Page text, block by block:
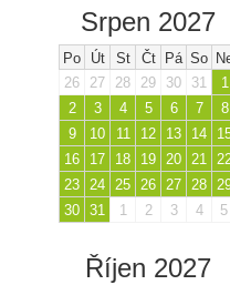
Srpen 2027
Po Út St Čt Pá So
26
27 28 29 30 31
1
2
3 4 5 6 7
8
9
10 11 12 13 14
16
17 18 19 20 21
23 24 25 26 27 28
30 31 1 2 3 4 5
Říjen 2027